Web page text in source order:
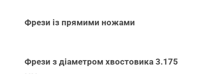
Фрези із прямими ножами
Фрези з діаметром хвостовика 3.175